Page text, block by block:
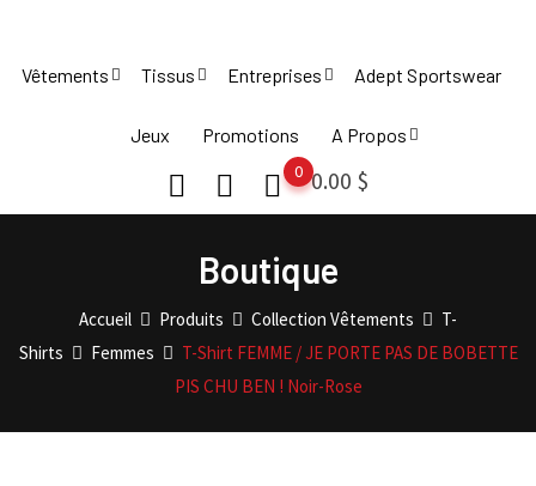
content
Vêtements Tissus Entreprises Adept Sportswear
Jeux Promotions A Propos
0.00 $
0
Boutique
Accueil Produits Collection Vêtements
T-
Shirts
Femmes
T-Shirt FEMME / JE PORTE PAS DE BOBETTE
PIS CHU BEN ! Noir-Rose